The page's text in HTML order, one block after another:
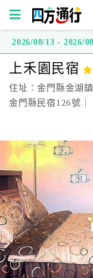
方
通
行
台
灣
訂
房
直
接
2026/08/13 - 2026/
上禾園民宿
住址：金門縣金湖
金門縣民宿126號｜